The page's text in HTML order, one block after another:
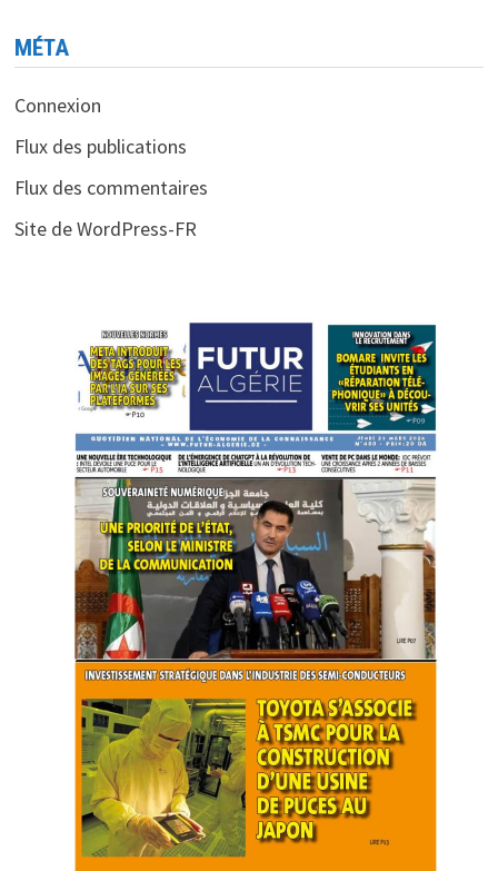
MÉTA
Connexion
Flux des publications
Flux des commentaires
Site de WordPress-FR